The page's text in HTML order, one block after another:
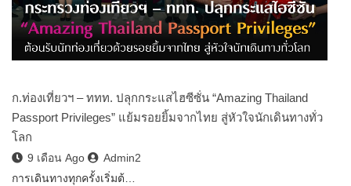
ก.ท่องเที่ยวฯ – ททท. ปลุกกระแสไฮซีซั่น “Amazing Thailand
Passport Privileges” แย้มรอยยิ้มจากไทย สู่หัวใจนักเดินทางทั่ว
โลก
9 เดือน Ago
Admin2
การเดินทางทุกครั้งเริ่มต้…